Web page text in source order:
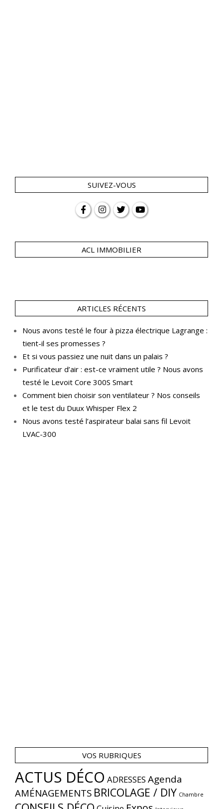
SUIVEZ-VOUS
ACL IMMOBILIER
ARTICLES RÉCENTS
Nous avons testé le four à pizza électrique Lagrange :
tient-il ses promesses ?
Et si vous passiez une nuit dans un palais ?
Purificateur d’air : est-ce vraiment utile ? Nous avons
testé le Levoit Core 300S Smart
Comment bien choisir son ventilateur ? Nos conseils
et le test du Duux Whisper Flex 2
Nous avons testé l’aspirateur balai sans fil Levoit
LVAC-300
VOS RUBRIQUES
ACTUS DÉCO ADRESSES Agenda
AMÉNAGEMENTS BRICOLAGE / DIY Chambre